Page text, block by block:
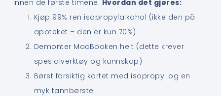
innen de første timene. Hvordan det gjøres:
Kjøp 99% ren isopropylalkohol (ikke den på
apoteket – den er kun 70%)
Demonter MacBooken helt (dette krever
spesialverktøy og kunnskap)
Børst forsiktig kortet med isopropyl og en
myk tannbørste